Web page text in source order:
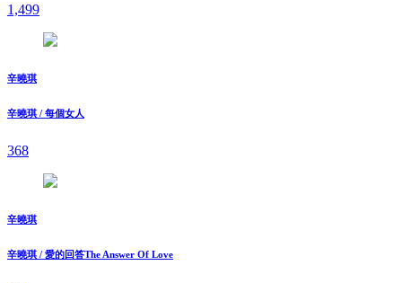
1,499
辛曉琪
辛曉琪 / 每個女人
368
辛曉琪
辛曉琪 / 愛的回答The Answer Of Love